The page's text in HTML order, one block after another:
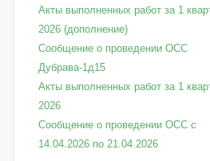
Акты выполненных работ за 1
2026 (дополнение)
Сообщение о проведении ОСС
Дубрава-1д15
Акты выполненных работ за 1
2026
Сообщение о проведении ОСС с
14.04.2026 по 21.04.2026